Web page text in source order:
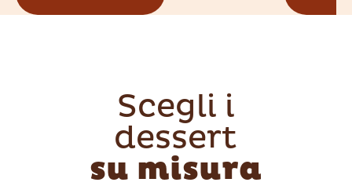
Scegli i
dessert
su misura